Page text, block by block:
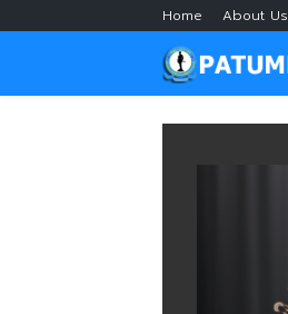
Home About Us